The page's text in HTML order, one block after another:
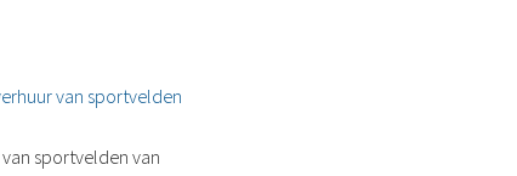
van sportvelden
sportvelden van